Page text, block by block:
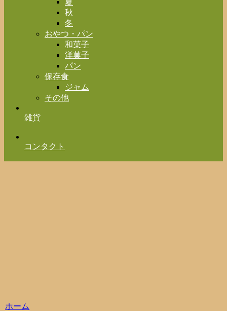
夏
秋
冬
おやつ・パン
和菓子
洋菓子
パン
保存食
ジャム
その他
雑貨
コンタクト
ホーム